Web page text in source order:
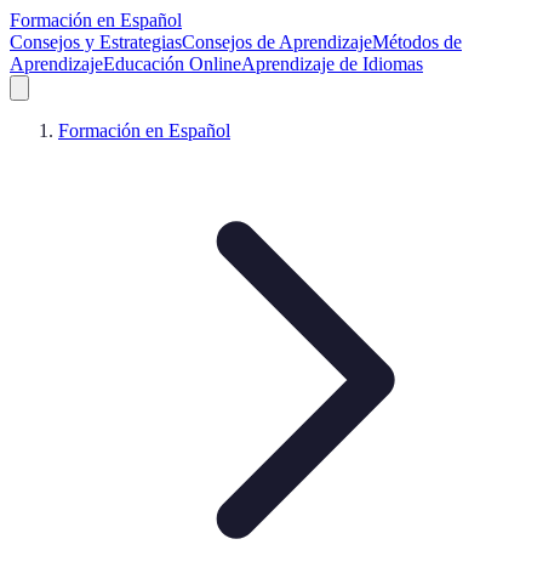
Formación en Español
Consejos y EstrategiasConsejos de AprendizajeMétodos de
AprendizajeEducación OnlineAprendizaje de Idiomas
Formación en Español